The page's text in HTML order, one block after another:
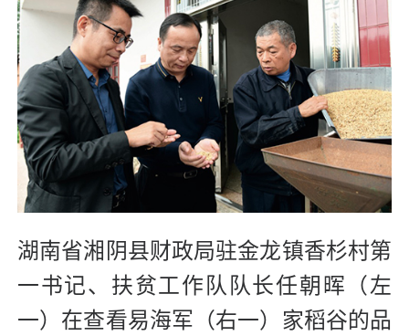
湖南省湘阴县财政局驻金龙镇香杉村第
一书记、扶贫工作队队长任朝晖（左
一）在查看易海军（右一）家稻谷的品